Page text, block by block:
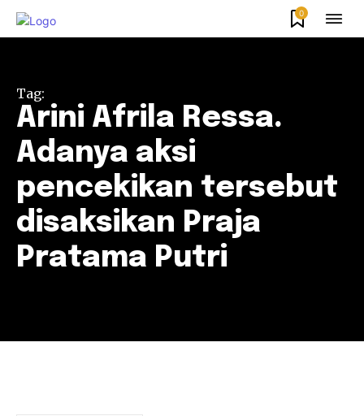
0
Tag:
Arini Afrila Ressa.
Adanya aksi
pencekikan tersebut
disaksikan Praja
Pratama Putri